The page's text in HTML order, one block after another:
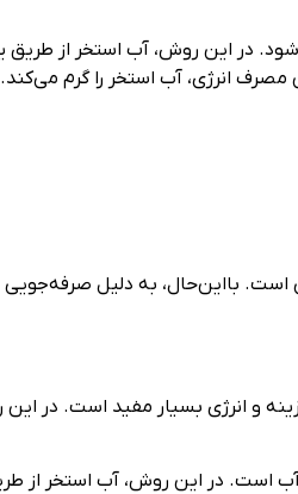
در این روش، آب استخر از طریق
انرژی، آب استخر را گرم می‌کند.
است. بااین‌حال، به دلیل
و انرژی بسیار مفید است. در این
است. در این روش، آب استخر از